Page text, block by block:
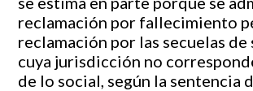
reclamación por fallecimiento
reclamación por las secuelas de
cuya jurisdicción no
de lo social, según la sentencia